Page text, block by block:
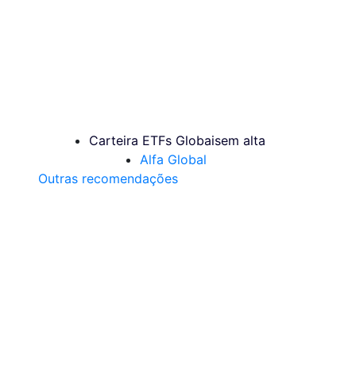
Carteira ETFs Globaisem alta
Alfa Global
Outras recomendações